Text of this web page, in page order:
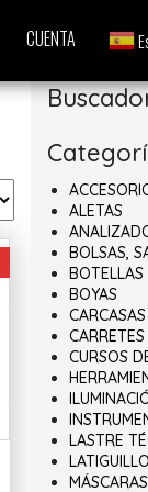
CUENTA
ALETAS
BOLSAS,
BOTELLAS
BOYAS
CURSOS
LASTRE
MÁSCARAS